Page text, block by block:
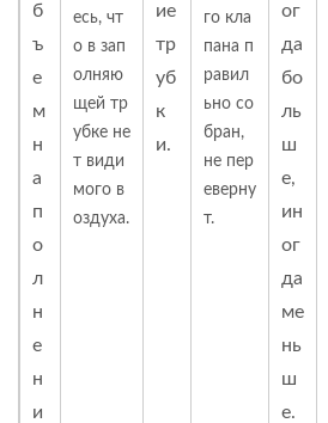
б
ъ
е
м
н
а
п
о
л
н
е
н
и
есь, чт
о в зап
олняю
щей тр
убке не
т види
мого в
оздуха.
ие
тр
уб
к
и.
го кла
пана п
равил
ьно со
бран,
не пер
еверну
т.
ог
да
бо
ль
ш
е,
ин
ог
да
ме
нь
ш
е.